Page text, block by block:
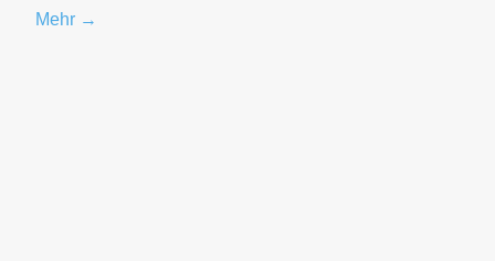
Mehr →